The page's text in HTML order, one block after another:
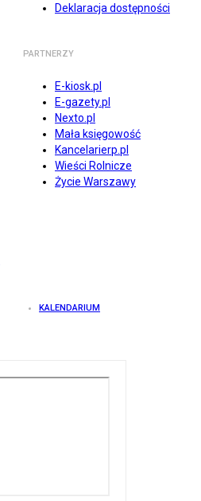
Deklaracja dostępności
PARTNERZY
E-kiosk.pl
E-gazety.pl
Nexto.pl
Mała księgowość
Kancelarierp.pl
Wieści Rolnicze
Życie Warszawy
KALENDARIUM